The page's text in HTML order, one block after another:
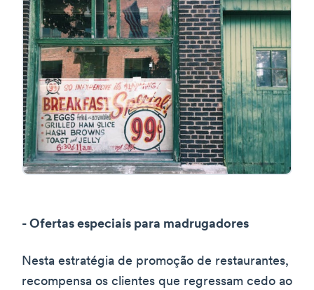
- Ofertas especiais para madrugadores
Nesta estratégia de promoção de restaurantes,
recompensa os clientes que regressam cedo ao